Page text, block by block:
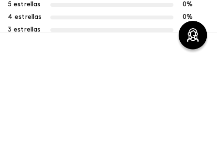
5 estrellas
0%
4 estrellas
0%
3 estrellas
0%
0%